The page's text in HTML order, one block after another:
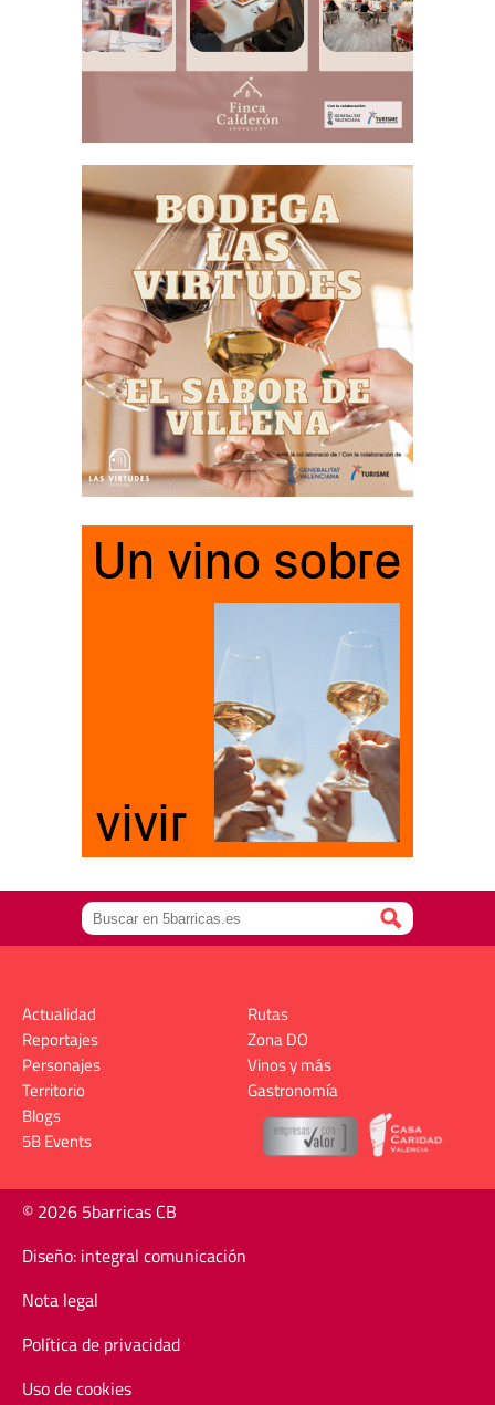
Actualidad
Reportajes
Personajes
Territorio
Rutas
Zona DO
Vinos y más
Gastronomía
Blogs
5B Events
© 2026 5barricas CB
Diseño: integral comunicación
Nota legal
Política de privacidad
Uso de cookies